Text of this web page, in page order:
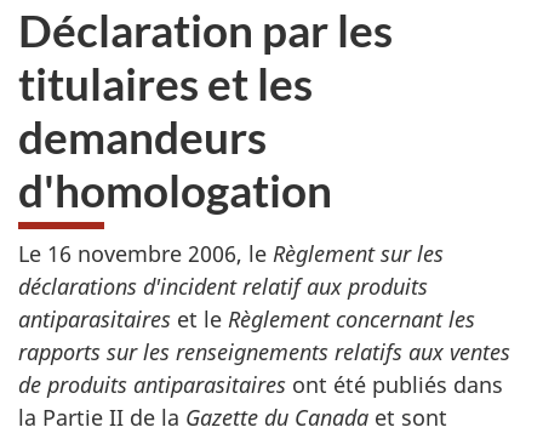
Déclaration par les
titulaires et les
demandeurs
d'homologation
Le 16 novembre 2006, le Règlement sur les
déclarations d'incident relatif aux produits
antiparasitaires et le Règlement concernant les
rapports sur les renseignements relatifs aux ventes
de produits antiparasitaires ont été publiés dans
la Partie II de la Gazette du Canada et sont